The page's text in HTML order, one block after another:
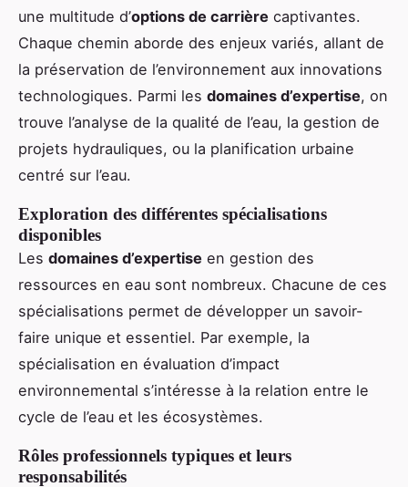
une multitude d’options de carrière captivantes.
Chaque chemin aborde des enjeux variés, allant de
la préservation de l’environnement aux innovations
technologiques. Parmi les domaines d’expertise, on
trouve l’analyse de la qualité de l’eau, la gestion de
projets hydrauliques, ou la planification urbaine
centré sur l’eau.
Exploration des différentes spécialisations
disponibles
Les domaines d’expertise en gestion des
ressources en eau sont nombreux. Chacune de ces
spécialisations permet de développer un savoir-
faire unique et essentiel. Par exemple, la
spécialisation en évaluation d’impact
environnemental s’intéresse à la relation entre le
cycle de l’eau et les écosystèmes.
Rôles professionnels typiques et leurs
responsabilités